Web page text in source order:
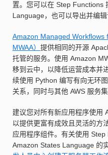
置。您可以在 Step Functions
Language，也可以导出并编辑
Amazon Managed Workflows
MWAA） 提供相同的开源
托管的服务。使用 Amazon
移到云中，以降低运营成本并
续使用 Python 编写有向无环
关系，同时与其他 AWS 服务集
建议您对所有新应用程序使用
以提供更富有成效且灵活的方
应用程序组件。有关使用
Amazon States Language 的